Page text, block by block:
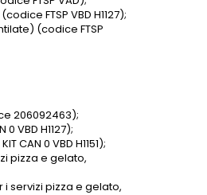
FTSP VBD H1127);
(codice FTSP
206092463);
VBD H1127);
0 VBD H1151);
pizza e gelato,
servizi pizza e gelato,